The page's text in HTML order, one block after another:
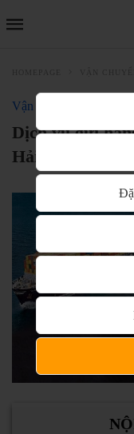
Vận chuyển hàng
Dịch vụ gửi
Hải phòng đi